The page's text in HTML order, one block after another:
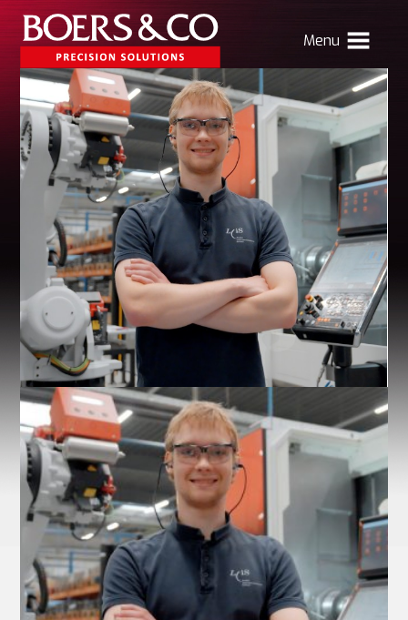
Menu
HOME
BOERS & CO
MACHINING
MECHATRONICS
SHEET METAL
PRODUCTS
CONTACT
Verhuizing Atlas
Vacatures
Boers & Co Relatie
Boers HR